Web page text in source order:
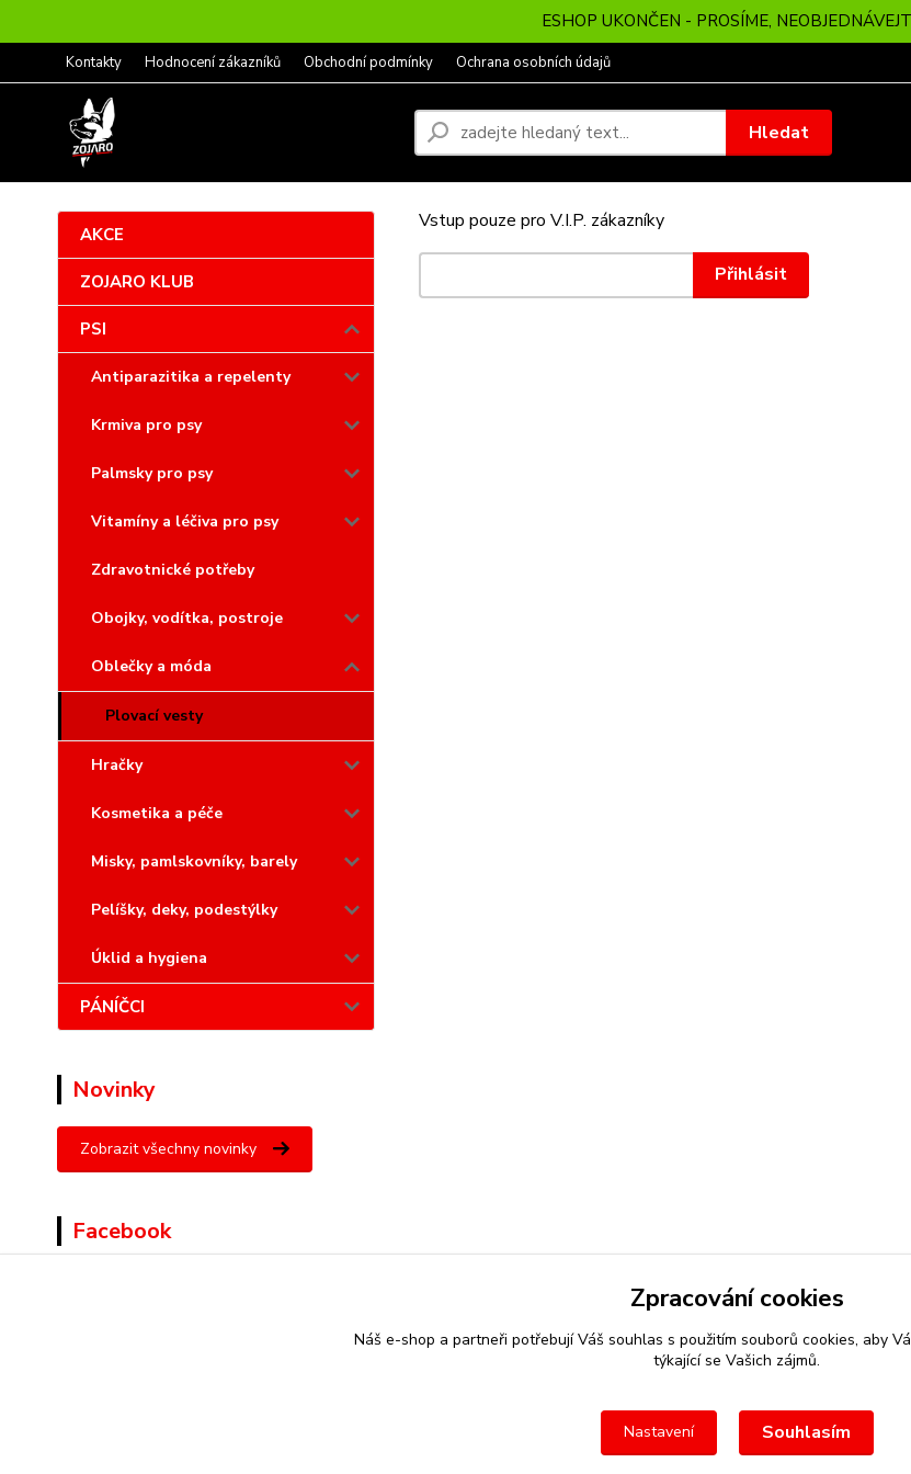
ESHOP UKONČEN - PROSÍME,
Kontakty Hodnocení zákazníků Obchodní podmínky Ochrana osobních údajů
Hledat
AKCE
ZOJARO KLUB
PSI
Antiparazitika a repelenty
Krmiva pro psy
Palmsky pro psy
Vitamíny a léčiva pro psy
Zdravotnické potřeby
Obojky, vodítka, postroje
Oblečky a móda
Plovací vesty
Hračky
Kosmetika a péče
Misky, pamlskovníky, barely
Pelíšky, deky, podestýlky
Úklid a hygiena
PÁNÍČCI
Novinky
Zobrazit všechny novinky
Facebook
Vstup pouze pro V.I.P. zákazníky
Zpracování cookies
Náš e-shop a partneři potřebují Váš souhlas s použitím souborů cookies, aby
týkající se Vašich zájmů.
Nastavení Souhlasím